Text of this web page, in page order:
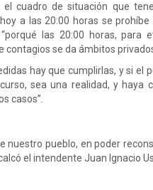
cuadro de situación que
a las 20:00 horas se
las 20:00 horas, para
se da ámbitos
hay que cumplirlas, y si el
sea una realidad, y haya
casos”.
nuestro pueblo, en poder
el intendente Juan Ignacio